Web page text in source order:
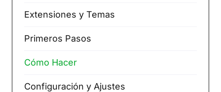
Extensiones y Temas
Primeros Pasos
Cómo Hacer
Configuración y Ajustes